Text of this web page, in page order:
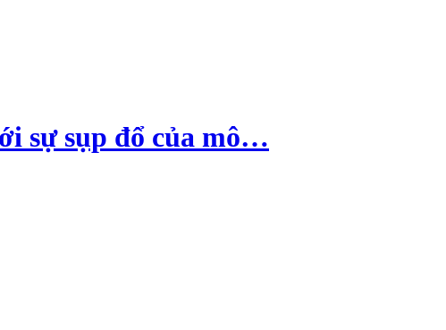
sự sụp đổ của mô…